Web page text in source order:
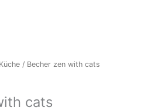
Küche / Becher zen with cats
cats